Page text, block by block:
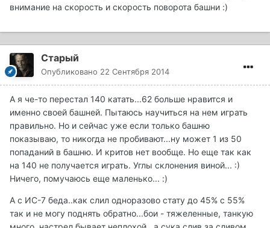
внимание на скорость и скорость поворота башни :)
Старый
Опубликовано 22 Сентября 2014
А я че-то перестал 140 катать...62 больше нравится и
именно своей башней. Пытаюсь научиться на нем играть
правильно. Но и сейчас уже если только башню
показываю, то никогда не пробивают...ну может 1 из 50
попаданий в башню. И критов нет вообще. Но еще так как
на 140 не получается играть. Углы склонения виной... :)
Ничего, помучаюсь еще маленько... :)
А с ИС-7 беда..как слил одноразово стату до 45% с 55%
так и не могу поднять обратно...бои - тяжеленные, танкую